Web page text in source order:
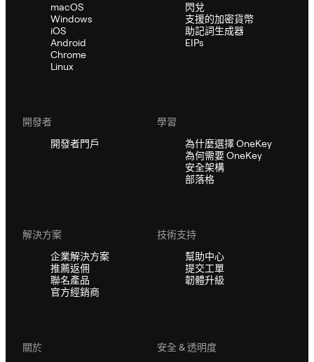
macOS
Windows
iOS
Android
Chrome
Linux
閃兌
支援的加密貨幣
助記詞生成器
EIPs
開發者
開發者門戶
學習
為什麼選擇 OneKey
為何需要 OneKey
安全架構
部落格
解決方案
企業解決方案
推薦返佣
聯名產品
官方經銷商
技術支持
幫助中心
提交工單
韌體升級
關於
安全 & 透明度